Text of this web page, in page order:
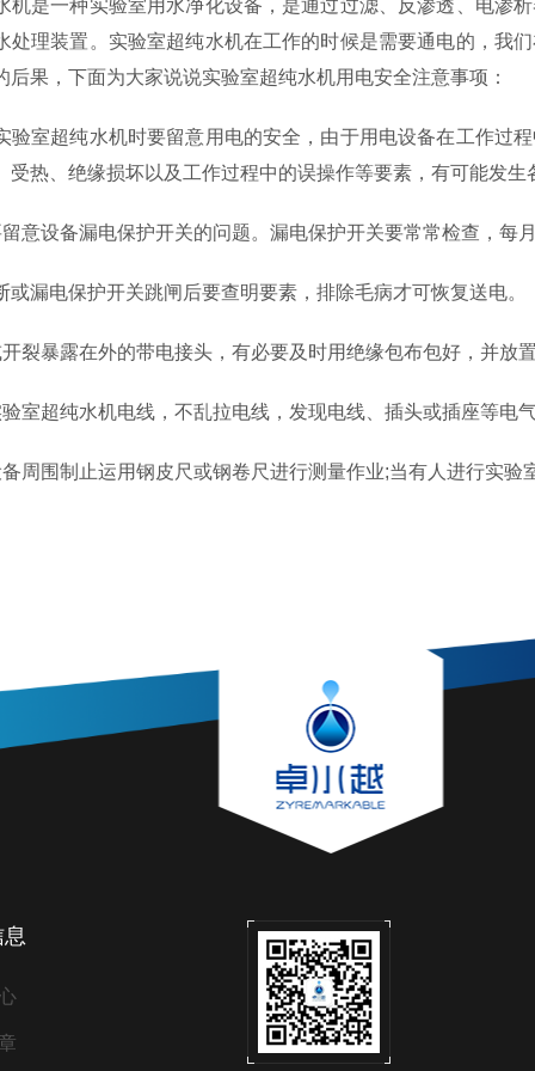
机是一种实验室用水净化设备，是通过过滤、反渗透、电渗
处理装置。实验室超纯水机在工作的时候是需要通电的，我
后果，下面为大家说说实验室超纯水机用电安全注意事项：
验室超纯水机时要留意用电的安全，由于用电设备在工作过
受热、绝缘损坏以及工作过程中的误操作等要素，有可能发
意设备漏电保护开关的问题。漏电保护开关要常常检查，
或漏电保护开关跳闸后要查明要素，排除毛病才可恢复送电。
裂暴露在外的带电接头，有必要及时用绝缘包布包好，并放
室超纯水机电线，不乱拉电线，发现电线、插头或插座等电
周围制止运用钢皮尺或钢卷尺进行测量作业;当有人进行实验